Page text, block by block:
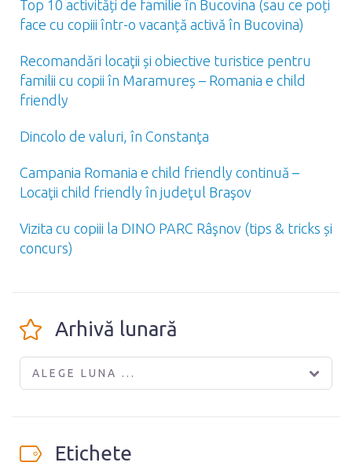
Top 10 activități de familie în Bucovina (sau ce poți
face cu copiii într-o vacanță activă în Bucovina)
Recomandări locaţii și obiective turistice pentru
familii cu copii în Maramureș – Romania e child
friendly
Dincolo de valuri, în Constanţa
Campania Romania e child friendly continuă –
Locaţii child friendly în judeţul Braşov
Vizita cu copiii la DINO PARC Râşnov (tips & tricks și
concurs)
Arhivă lunară
ALEGE LUNA ...
Etichete